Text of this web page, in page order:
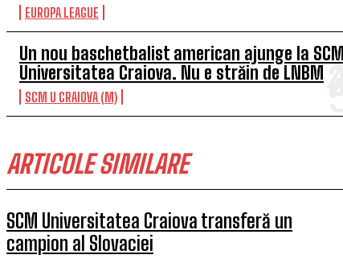
EUROPA LEAGUE
Un nou baschetbalist american ajunge la SCM
Universitatea Craiova. Nu e străin de LNBM
SCM U CRAIOVA (M)
ARTICOLE SIMILARE
SCM Universitatea Craiova transferă un
campion al Slovaciei